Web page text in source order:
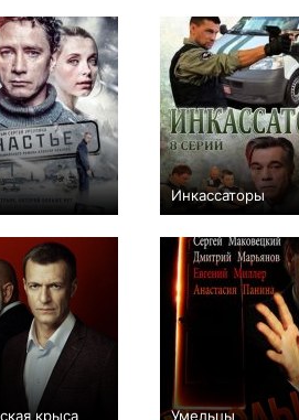
11 479
Инкассаторы
+9 8
крыса Умельцы